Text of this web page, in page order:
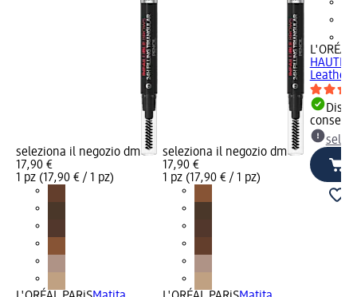
seleziona il negozio dm
17,90 €
1 pz (17,90 € / 1 pz)
seleziona il negozio dm
17,90 €
1 pz (17,90 € / 1 pz)
L'ORÉAL
HAUTE
Leather,